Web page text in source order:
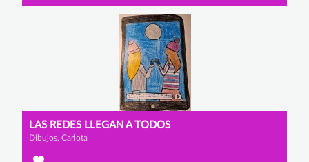
LAS REDES LLEGAN A TODOS
Dibujos, Carlota